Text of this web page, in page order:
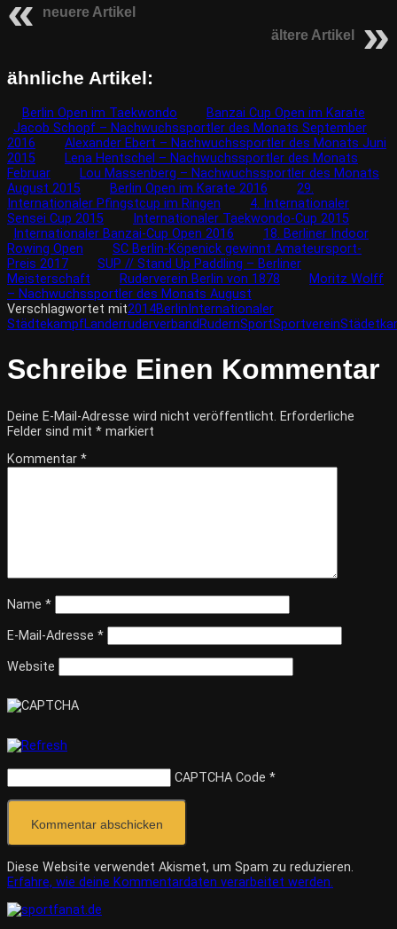
neuere Artikel
ältere Artikel
ähnliche Artikel:
Berlin Open im Taekwondo
Banzai Cup Open im Karate
Jacob Schopf – Nachwuchssportler des Monats September
2016
Alexander Ebert – Nachwuchssportler des Monats Juni
2015
Lena Hentschel – Nachwuchssportler des Monats
Februar
Lou Massenberg – Nachwuchssportler des Monats
August 2015
Berlin Open im Karate 2016
29.
Internationaler Pfingstcup im Ringen
4. Internationaler
Sensei Cup 2015
Internationaler Taekwondo-Cup 2015
Internationaler Banzai-Cup Open 2016
18. Berliner Indoor
Rowing Open
SC Berlin-Köpenick gewinnt Amateursport-
Preis 2017
SUP // Stand Up Paddling – Berliner
Meisterschaft
Ruderverein Berlin von 1878
Moritz Wolff
– Nachwuchssportler des Monats August
Verschlagwortet mit2014Berlin Internationaler
StädtekampfLanderruderverband RudernSportSportverein
Schreibe Einen Kommentar
Deine E-Mail-Adresse wird nicht veröffentlicht. Erforderliche
Felder sind mit * markiert
Kommentar *
Name *
E-Mail-Adresse *
Website
CAPTCHA Code *
Diese Website verwendet Akismet, um Spam zu reduzieren.
Erfahre, wie deine Kommentardaten verarbeitet werden.